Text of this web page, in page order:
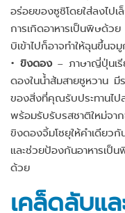
อร่อยของซูชิโดยใส่ลงไป
การเกิดอาหารเป็นพิษด้ว
บิเข้าไปก็อาจทำให้ฉุนขึ้นจมู
• ขิงดอง– ภาษาญี่ปุ่นเรี
ดองในน้ำส้มสายชูหวาน มี
ของสิ่งที่คุณรับประทานไ
พร้อมรับรับรสชาติใหม่จา
ขิงดองจิ้มโชยุให้คำเดียว
และช่วยป้องกันอาหารเป็
ด้วย
เคล็ดลับแล